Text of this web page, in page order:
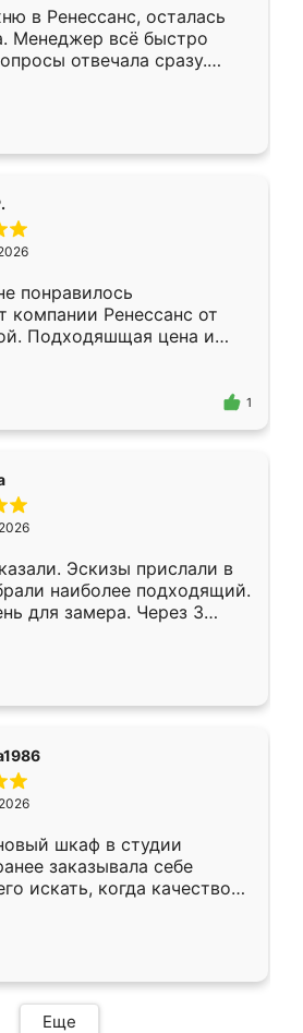
в Ренессанс, осталась
Менеджер всё быстро
отвечала сразу.
в субботу, подошёл к
Собрали
аккуратно, даже
понравилось
компании Ренессанс от
Подходяшщая цена и
изготовления. Приехавший
Владислав
эскизу самый
1
Эскизы прислали в
наиболее подходящий.
для замера. Через 3
уже готова. Остались
Спасибо Ренессанс
работу!
шкаф в студии
заказывала себе
искать, когда качеством
Служит кухня уже почти
нет.
Еще